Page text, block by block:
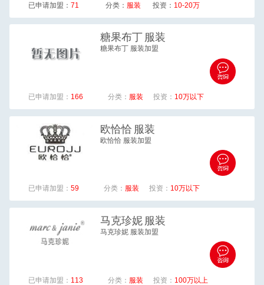
已申请加盟： 71 分类： 服装 投资： 10-20万
糖果布丁 服装
糖果布丁 服装加盟
已申请加盟： 166 分类： 服装 投资： 10万以下
欧恰恰 服装
欧恰恰 服装加盟
已申请加盟： 59 分类： 服装 投资： 10万以下
马克珍妮 服装
马克珍妮 服装加盟
已申请加盟： 113 分类： 服装 投资： 100万以上